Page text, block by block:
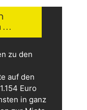
…
zu den
auf den
Euro
in ganz